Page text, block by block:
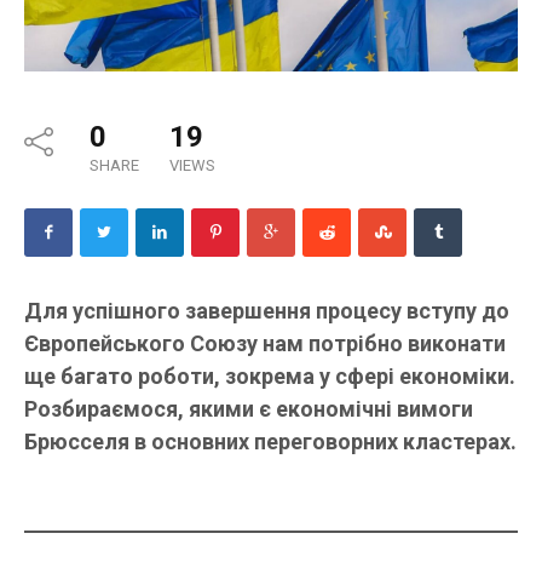
0
SHARE
19
VIEWS
Для успішного завершення процесу вступу до
Європейського Союзу нам потрібно виконати
ще багато роботи, зокрема у сфері економіки.
Розбираємося, якими є економічні вимоги
Брюсселя в основних переговорних кластерах.